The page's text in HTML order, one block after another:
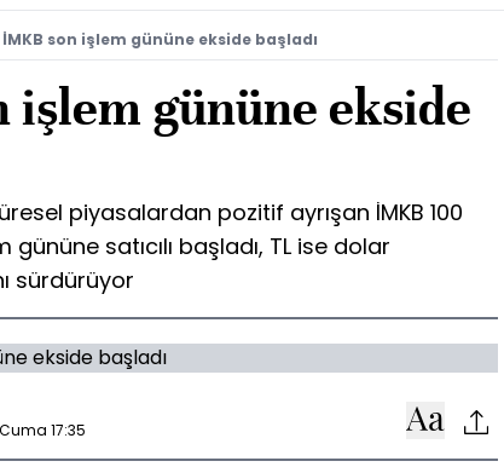
İMKB son işlem gününe ekside başladı
işlem gününe ekside
piyasalardan pozitif ayrışan İMKB 100
gününe satıcılı başladı, TL ise dolar
sürdürüyor
17:35